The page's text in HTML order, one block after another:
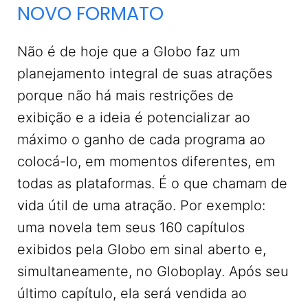
NOVO FORMATO
Não é de hoje que a Globo faz um
planejamento integral de suas atrações
porque não há mais restrições de
exibição e a ideia é potencializar ao
máximo o ganho de cada programa ao
colocá-lo, em momentos diferentes, em
todas as plataformas. É o que chamam de
vida útil de uma atração. Por exemplo:
uma novela tem seus 160 capítulos
exibidos pela Globo em sinal aberto e,
simultaneamente, no Globoplay. Após seu
último capítulo, ela será vendida ao